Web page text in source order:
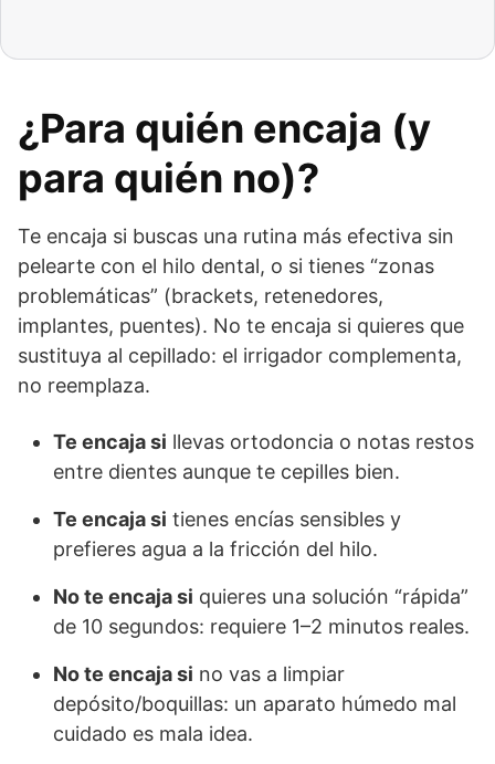
¿Para quién encaja (y
para quién no)?
Te encaja si buscas una rutina más efectiva sin
pelearte con el hilo dental, o si tienes “zonas
problemáticas” (brackets, retenedores,
implantes, puentes). No te encaja si quieres que
sustituya al cepillado: el irrigador complementa,
no reemplaza.
Te encaja si llevas ortodoncia o notas restos
entre dientes aunque te cepilles bien.
Te encaja si tienes encías sensibles y
prefieres agua a la fricción del hilo.
No te encaja si quieres una solución “rápida”
de 10 segundos: requiere 1–2 minutos reales.
No te encaja si no vas a limpiar
depósito/boquillas: un aparato húmedo mal
cuidado es mala idea.